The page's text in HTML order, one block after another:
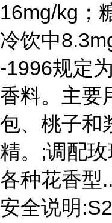
16mg/kg；
冷饮中
-1996规定
香料。主要
包、桃子和
精。;调配
各种花香型..
安全说明